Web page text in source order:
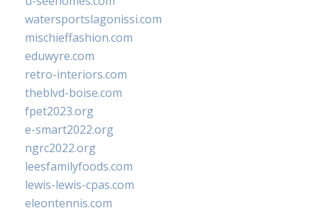
watersportslagonissi.com
mischieffashion.com
eduwyre.com
retro-interiors.com
theblvd-boise.com
fpet2023.org
e-smart2022.org
ngrc2022.org
leesfamilyfoods.com
lewis-lewis-cpas.com
eleontennis.com